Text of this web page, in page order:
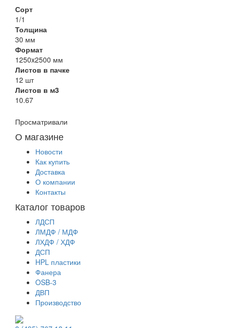
Сорт
1/1
Толщина
30 мм
Формат
1250x2500 мм
Листов в пачке
12 шт
Листов в м3
10.67
Просматривали
О магазине
Новости
Как купить
Доставка
О компании
Контакты
Каталог товаров
ЛДСП
ЛМДФ / МДФ
ЛХДФ / ХДФ
ДСП
HPL пластики
Фанера
OSB-3
ДВП
Производство